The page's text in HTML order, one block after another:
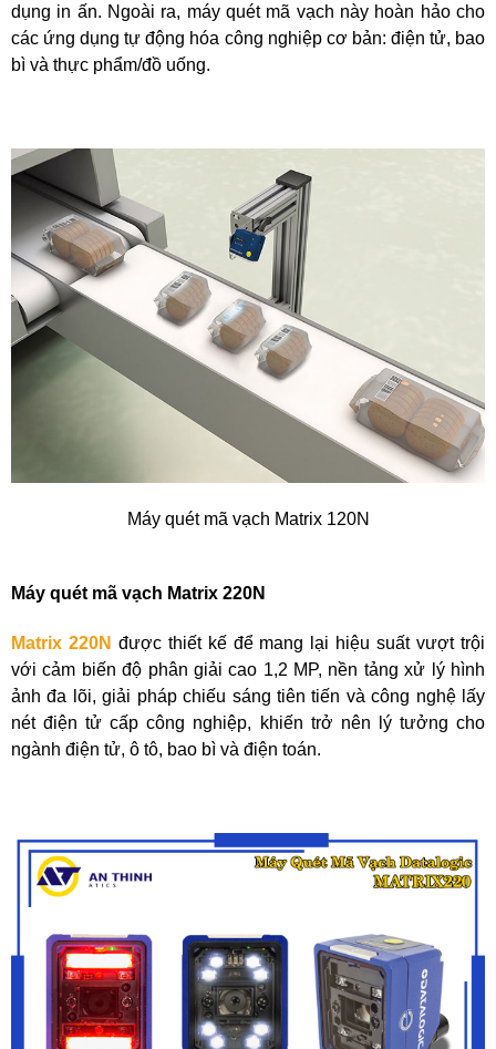
dụng in ấn. Ngoài ra, máy quét mã vạch này hoàn hảo cho
các ứng dụng tự động hóa công nghiệp cơ bản: điện tử, bao
bì và thực phẩm/đồ uống.
Máy quét mã vạch Matrix 120N
Máy quét mã vạch Matrix 220N
Matrix 220N được thiết kế để mang lại hiệu suất vượt trội
với cảm biến độ phân giải cao 1,2 MP, nền tảng xử lý hình
ảnh đa lõi, giải pháp chiếu sáng tiên tiến và công nghệ lấy
nét điện tử cấp công nghiệp, khiến trở nên lý tưởng cho
ngành điện tử, ô tô, bao bì và điện toán.